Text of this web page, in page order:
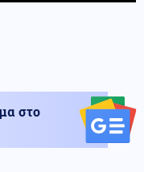
στο